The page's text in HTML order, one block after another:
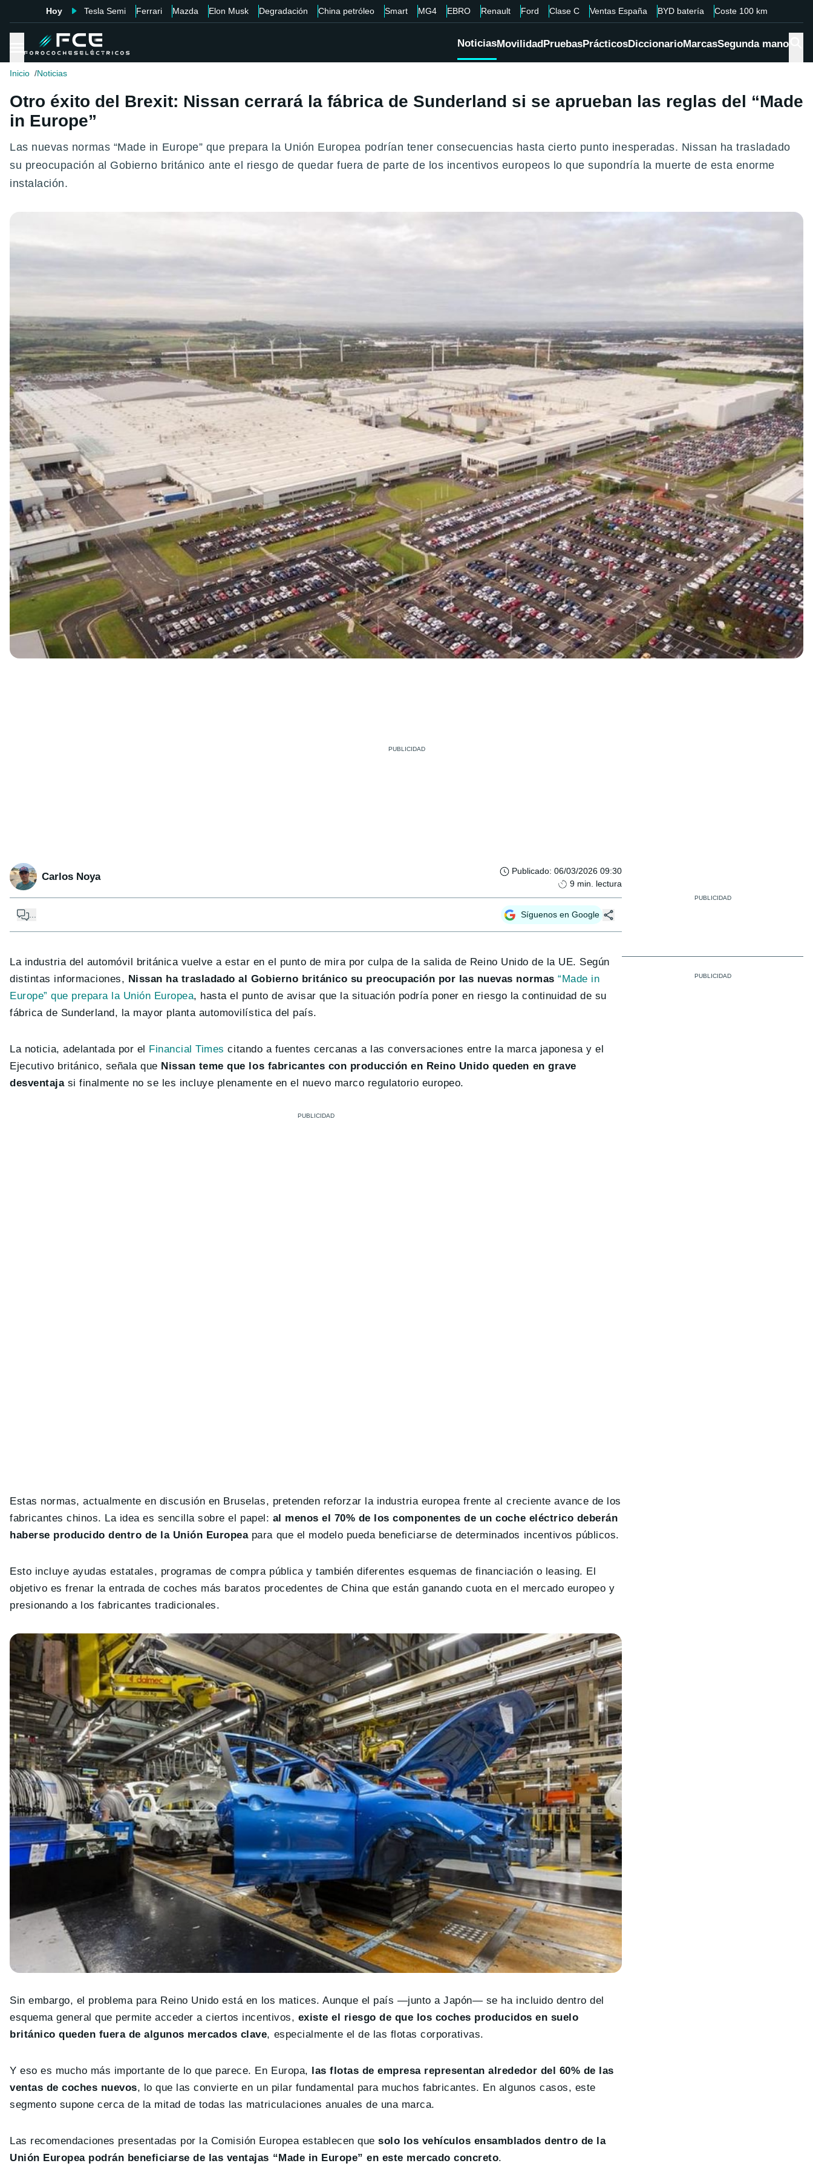
Hoy Tesla Semi Ferrari Mazda Elon Musk Degradación China petróleo Smart MG4 EBRO Renault Ford Clase C Ventas España BYD batería Coste 100 km
NoticiasMovilidadPruebasPrácticosDiccionarioMarcasSegunda mano
Inicio Noticias
Otro éxito del Brexit: Nissan cerrará la fábrica de Sunderland si se aprueban las reglas del “Made
in Europe”
Las nuevas normas “Made in Europe” que prepara la Unión Europea podrían tener consecuencias hasta cierto punto inesperadas. Nissan ha trasladado
su preocupación al Gobierno británico ante el riesgo de quedar fuera de parte de los incentivos europeos lo que supondría la muerte de esta enorme
instalación.
Carlos Noya Publicado: 06/03/2026 09:30
9 min. lectura
... Síguenos en Google
La industria del automóvil británica vuelve a estar en el punto de mira por culpa de la salida de Reino Unido de la UE. Según
distintas informaciones, Nissan ha trasladado al Gobierno británico su preocupación por las nuevas normas“Made in
Europe” que prepara la Unión Europea, hasta el punto de avisar que la situación podría poner en riesgo la continuidad de su
fábrica de Sunderland, la mayor planta automovilística del país.
La noticia, adelantada por el Financial Timescitando a fuentes cercanas a las conversaciones entre la marca japonesa y el
Ejecutivo británico, señala que Nissan teme que los fabricantes con producción en Reino Unido queden en grave
desventajasi finalmente no se les incluye plenamente en el nuevo marco regulatorio europeo.
Estas normas, actualmente en discusión en Bruselas, pretenden reforzar la industria europea frente al creciente avance de los
fabricantes chinos. La idea es sencilla sobre el papel: al menos el 70% de los componentes de un coche eléctrico deberán
haberse producido dentro de la Unión Europeapara que el modelo pueda beneficiarse de determinados incentivos públicos.
Esto incluye ayudas estatales, programas de compra pública y también diferentes esquemas de financiación o leasing. El
objetivo es frenar la entrada de coches más baratos procedentes de China que están ganando cuota en el mercado europeo y
presionando a los fabricantes tradicionales.
Sin embargo, el problema para Reino Unido está en los matices. Aunque el país —junto a Japón— se ha incluido dentro del
esquema general que permite acceder a ciertos incentivos, existe el riesgo de que los coches producidos en suelo
británico queden fuera de algunos mercados clave, especialmente el de las flotas corporativas.
Y eso es mucho más importante de lo que parece. En Europa, las flotas de empresa representan alrededor del 60% de las
ventas de coches nuevos, lo que las convierte en un pilar fundamental para muchos fabricantes. En algunos casos, este
segmento supone cerca de la mitad de todas las matriculaciones anuales de una marca.
Las recomendaciones presentadas por la Comisión Europea establecen quesolo los vehículos ensamblados dentro de la
Unión Europea podrán beneficiarse de las ventajas “Made in Europe” en este mercado concreto.